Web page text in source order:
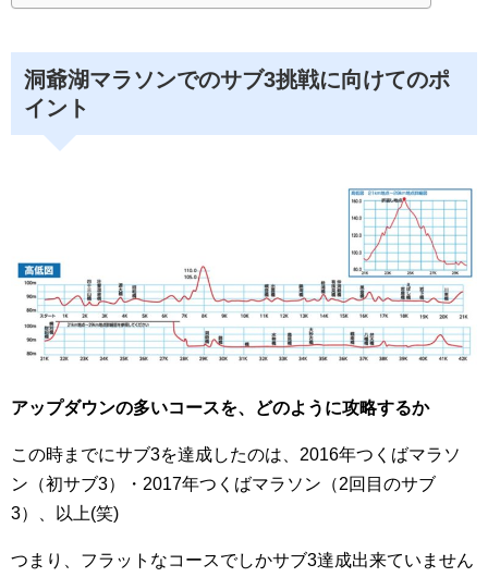
洞爺湖マラソンでのサブ3挑戦に向けてのポ
イント
アップダウンの多いコースを、どのように攻略するか
この時までにサブ3を達成したのは、2016年つくばマラソ
ン（初サブ3）・2017年つくばマラソン（2回目のサブ
3）、以上(笑)
つまり、フラットなコースでしかサブ3達成出来ていません